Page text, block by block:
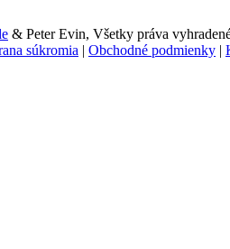
& Peter Evin, Všetky práva
súkromia | Obchodné podmienky |